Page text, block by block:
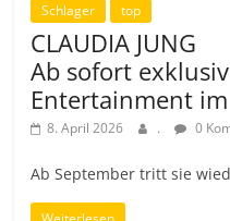
Schlager top
CLAUDIA JUNG
Ab sofort
Entertainment
8. April 2026 . 0
Ab September tritt sie